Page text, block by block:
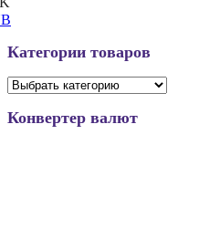
Категории товаров
Конвертер валют